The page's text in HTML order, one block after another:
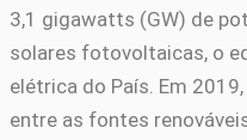
3,1 gigawatts (GW) de
solares fotovoltaicas, o
elétrica do País. Em
entre as fontes